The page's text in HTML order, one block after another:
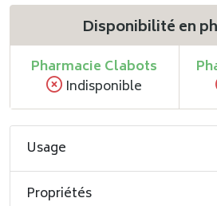
Disponibilité en
Pharmacie Clabots
Indisponible
Usage
Propriétés